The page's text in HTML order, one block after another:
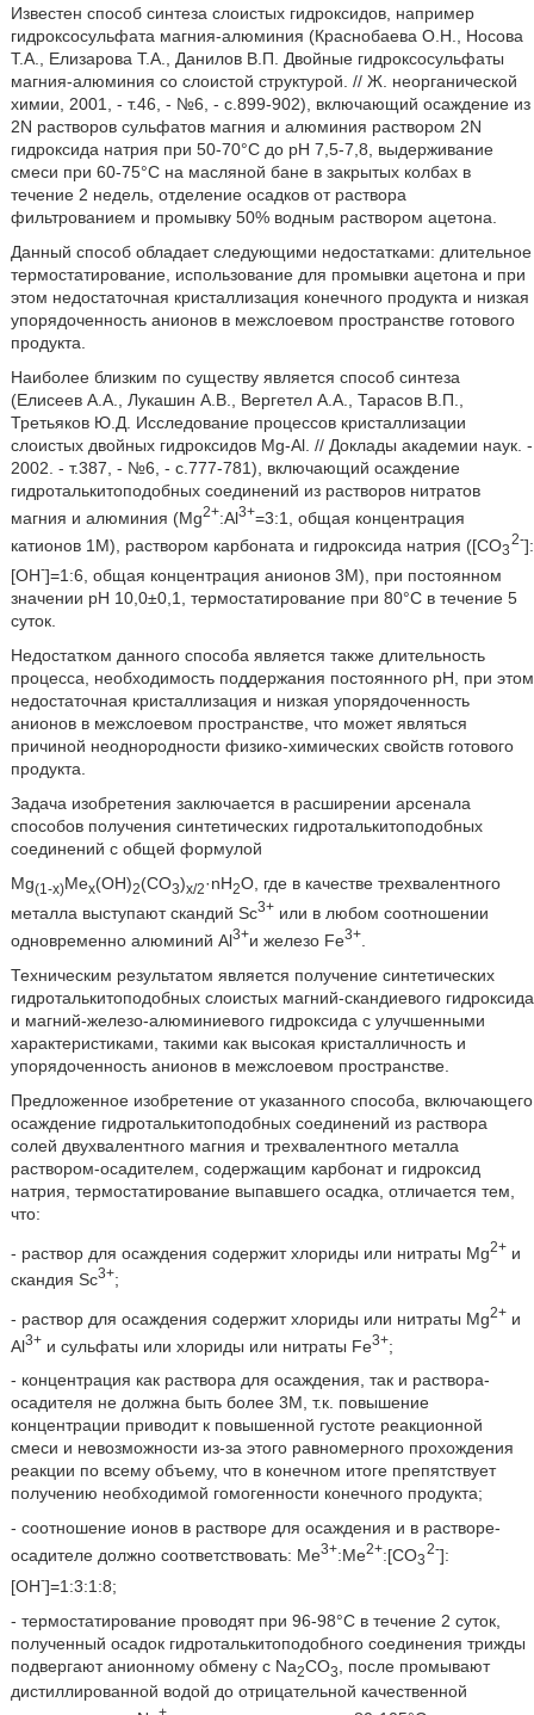
Известен способ синтеза слоистых гидроксидов, например
гидроксосульфата магния-алюминия (Краснобаева О.Н., Носова
Т.А., Елизарова Т.А., Данилов В.П. Двойные гидроксосульфаты
магния-алюминия со слоистой структурой. // Ж. неорганической
химии, 2001, - т.46, - №6, - с.899-902), включающий осаждение из
2N растворов сульфатов магния и алюминия раствором 2N
гидроксида натрия при 50-70°С до рН 7,5-7,8, выдерживание
смеси при 60-75°С на масляной бане в закрытых колбах в
течение 2 недель, отделение осадков от раствора
фильтрованием и промывку 50% водным раствором ацетона.
Данный способ обладает следующими недостатками: длительное
термостатирование, использование для промывки ацетона и при
этом недостаточная кристаллизация конечного продукта и низкая
упорядоченность анионов в межслоевом пространстве готового
продукта.
Наиболее близким по существу является способ синтеза
(Елисеев А.А., Лукашин А.В., Вергетел А.А., Тарасов В.П.,
Третьяков Ю.Д. Исследование процессов кристаллизации
слоистых двойных гидроксидов Mg-Al. // Доклады академии наук. -
2002. - т.387, - №6, - с.777-781), включающий осаждение
гидроталькитоподобных соединений из растворов нитратов
магния и алюминия (Mg2+:Al3+=3:1, общая концентрация
катионов 1М), раствором карбоната и гидроксида натрия ([CO3
2-]:
[OH-]=1:6, общая концентрация анионов 3М), при постоянном
значении рН 10,0±0,1, термостатирование при 80°С в течение 5
суток.
Недостатком данного способа является также длительность
процесса, необходимость поддержания постоянного рН, при этом
недостаточная кристаллизация и низкая упорядоченность
анионов в межслоевом пространстве, что может являться
причиной неоднородности физико-химических свойств готового
продукта.
Задача изобретения заключается в расширении арсенала
способов получения синтетических гидроталькитоподобных
соединений с общей формулой
Mg(1-х)Мех(ОН)2(СО3)х/2·nН2O, где в качестве трехвалентного
металла выступают скандий Sc3+или в любом соотношении
одновременно алюминий Al3+и железо Fe3+.
Техническим результатом является получение синтетических
гидроталькитоподобных слоистых магний-скандиевого гидроксида
и магний-железо-алюминиевого гидроксида с улучшенными
характеристиками, такими как высокая кристалличность и
упорядоченность анионов в межслоевом пространстве.
Предложенное изобретение от указанного способа, включающего
осаждение гидроталькитоподобных соединений из раствора
солей двухвалентного магния и трехвалентного металла
раствором-осадителем, содержащим карбонат и гидроксид
натрия, термостатирование выпавшего осадка, отличается тем,
что:
- раствор для осаждения содержит хлориды или нитраты Mg2+и
скандия Sc3+;
- раствор для осаждения содержит хлориды или нитраты Mg2+и
Al3+и сульфаты или хлориды или нитраты Fe3+;
- концентрация как раствора для осаждения, так и раствора-
осадителя не должна быть более 3М, т.к. повышение
концентрации приводит к повышенной густоте реакционной
смеси и невозможности из-за этого равномерного прохождения
реакции по всему объему, что в конечном итоге препятствует
получению необходимой гомогенности конечного продукта;
- соотношение ионов в растворе для осаждения и в растворе-
осадителе должно соответствовать: Ме3+:Мe2+:[СО3
2-]:
[ОН-]=1:3:1:8;
- термостатирование проводят при 96-98°С в течение 2 суток,
полученный осадок гидроталькитоподобного соединения трижды
подвергают анионному обмену с Nа2СО3
, после промывают
дистиллированной водой до отрицательной качественной